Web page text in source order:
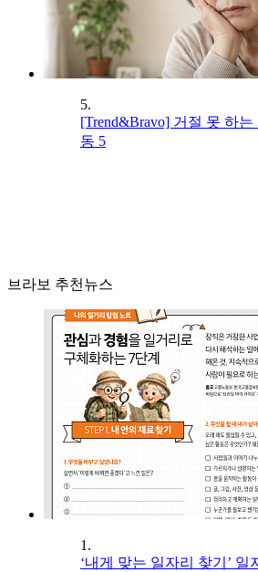
5.
[Trend&Bravo] 거절 못 하
동 5
브라보 추천뉴스
1.
‘내게 맞는 일자리 찾기’ 일